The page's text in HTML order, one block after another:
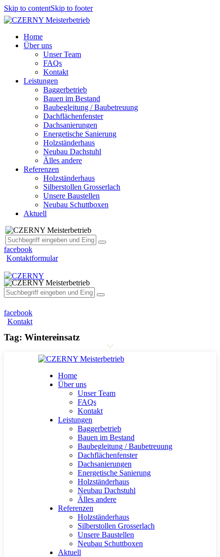
Skip to contentSkip to footer
Home
Über uns
Unser Team
FAQs
Kontakt
Leistungen
Baggerbetrieb
Bauen im Bestand
Baubegleitung / Baubetreuung
Dachflächenfenster
Dachsanierungen
Energetische Sanierung
Holzständerhaus
Neubau Dachstuhl
Älles andere
Referenzen
Holzständerhaus
Silberstollen Grosserlach
Unsere Baustellen
Neubau Schuttboxen
Aktuell
facebook
Kontaktformular
facebook
Kontakt
Tag: Wintereinsatz
Home
Über uns
Unser Team
FAQs
Kontakt
Leistungen
Baggerbetrieb
Bauen im Bestand
Baubegleitung / Baubetreuung
Dachflächenfenster
Dachsanierungen
Energetische Sanierung
Holzständerhaus
Neubau Dachstuhl
Älles andere
Referenzen
Holzständerhaus
Silberstollen Grosserlach
Unsere Baustellen
Neubau Schuttboxen
Aktuell